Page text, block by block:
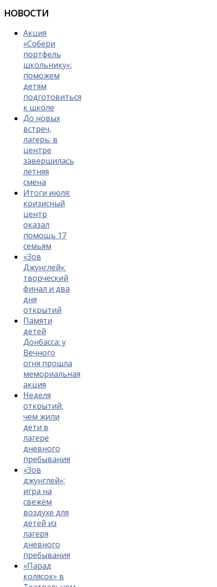
НОВОСТИ
Акция
«Собери
портфель
школьнику»:
поможем
детям
подготовиться
к школе
До новых
встреч,
лагерь: в
центре
завершилась
летняя
смена
Итоги июля:
кризисный
центр
оказал
помощь 17
семьям
«Зов
Джунглей»:
творческий
финал и два
дня
открытий
Памяти
детей
Донбасса: у
Вечного
огня прошла
мемориальная
акция
Неделя
открытий:
чем жили
дети в
лагере
дневного
пребывания
«Зов
джунглей»:
игра на
свежем
воздухе для
детей из
лагеря
дневного
пребывания
«Парад
колясок» в